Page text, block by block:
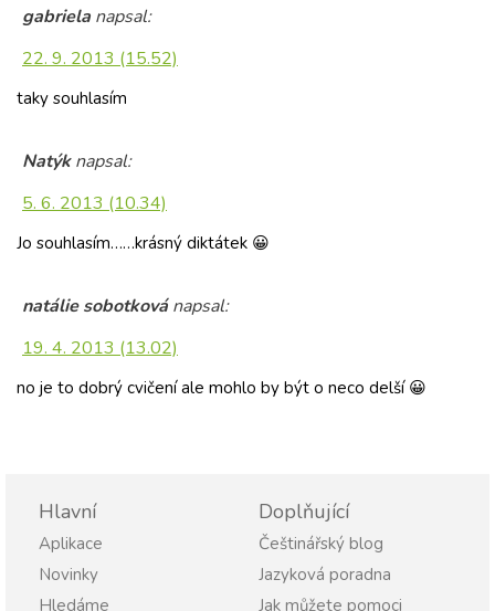
gabriela napsal:
22. 9. 2013 (15.52)
taky souhlasím
Natýk napsal:
5. 6. 2013 (10.34)
Jo souhlasím……krásný diktátek 😀
natálie sobotková napsal:
19. 4. 2013 (13.02)
no je to dobrý cvičení ale mohlo by být o neco delší 😀
Hlavní
Aplikace
Novinky
Hledáme
Doplňující
Češtinářský blog
Jazyková poradna
Jak můžete pomoci